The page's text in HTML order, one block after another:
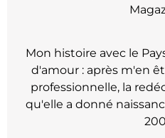
Mon histoire avec le
d'amour : après m'en
professionnelle, la
qu'elle a donné